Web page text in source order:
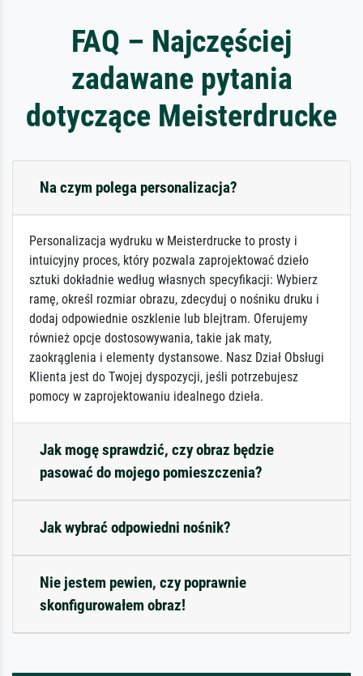
FAQ – Najczęściej
zadawane pytania
dotyczące Meisterdrucke
Na czym polega personalizacja?
Personalizacja wydruku w Meisterdrucke to prosty i
intuicyjny proces, który pozwala zaprojektować dzieło
sztuki dokładnie według własnych specyfikacji: Wybierz
ramę, określ rozmiar obrazu, zdecyduj o nośniku druku i
dodaj odpowiednie oszklenie lub blejtram. Oferujemy
również opcje dostosowywania, takie jak maty,
zaokrąglenia i elementy dystansowe. Nasz Dział Obsługi
Klienta jest do Twojej dyspozycji, jeśli potrzebujesz
pomocy w zaprojektowaniu idealnego dzieła.
Jak mogę sprawdzić, czy obraz będzie
pasować do mojego pomieszczenia?
Jak wybrać odpowiedni nośnik?
Nie jestem pewien, czy poprawnie
skonfigurowałem obraz!